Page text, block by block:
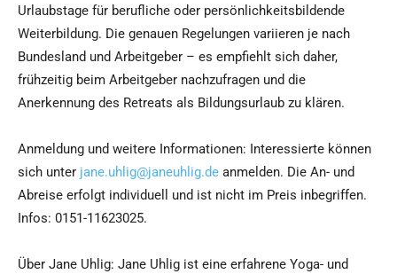
Urlaubstage für berufliche oder persönlichkeitsbildende
Weiterbildung. Die genauen Regelungen variieren je nach
Bundesland und Arbeitgeber – es empfiehlt sich daher,
frühzeitig beim Arbeitgeber nachzufragen und die
Anerkennung des Retreats als Bildungsurlaub zu klären.
Anmeldung und weitere Informationen: Interessierte können
sich unter jane.uhlig@janeuhlig.de anmelden. Die An- und
Abreise erfolgt individuell und ist nicht im Preis inbegriffen.
Infos: 0151-11623025.
Über Jane Uhlig: Jane Uhlig ist eine erfahrene Yoga- und